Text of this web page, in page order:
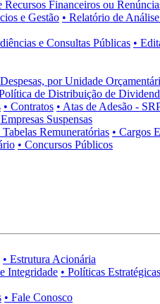
Recursos Financeiros ou
e Gestão • Relatório de
e Consultas Públicas •
por Unidade
de Distribuição de
• Contratos • Atas de Adesão -
Empresas Suspensas
Tabelas Remuneratórias • Cargos
• Concursos Públicos
• Estrutura Acionária
Integridade • Políticas Estratégicas
• Fale Conosco